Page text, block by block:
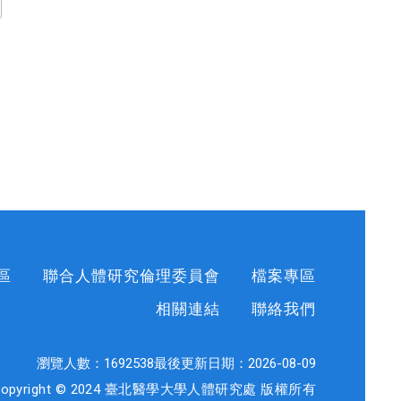
聯合人體研究倫理委員會
檔案專區
相關連結
聯絡我們
瀏覽人數： 1692538最後更新日期： 2026-08-09
© 2024 臺北醫學大學人體研究處 版權所有